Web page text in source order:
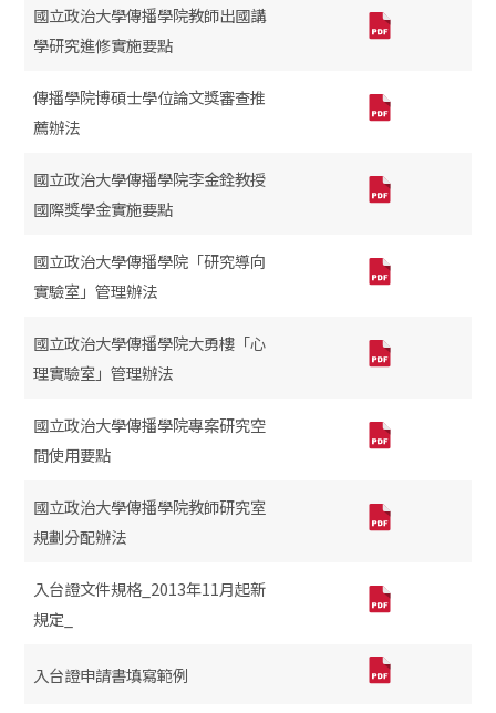
國立政治大學傳播學院教師出國講
學研究進修實施要點
傳播學院博碩士學位論文獎審查推
薦辦法
國立政治大學傳播學院李金銓教授
國際獎學金實施要點
國立政治大學傳播學院「研究導向
實驗室」管理辦法
國立政治大學傳播學院大勇樓「心
理實驗室」管理辦法
國立政治大學傳播學院專案研究空
間使用要點
國立政治大學傳播學院教師研究室
規劃分配辦法
入台證文件規格_2013年11月起新
規定_
入台證申請書填寫範例